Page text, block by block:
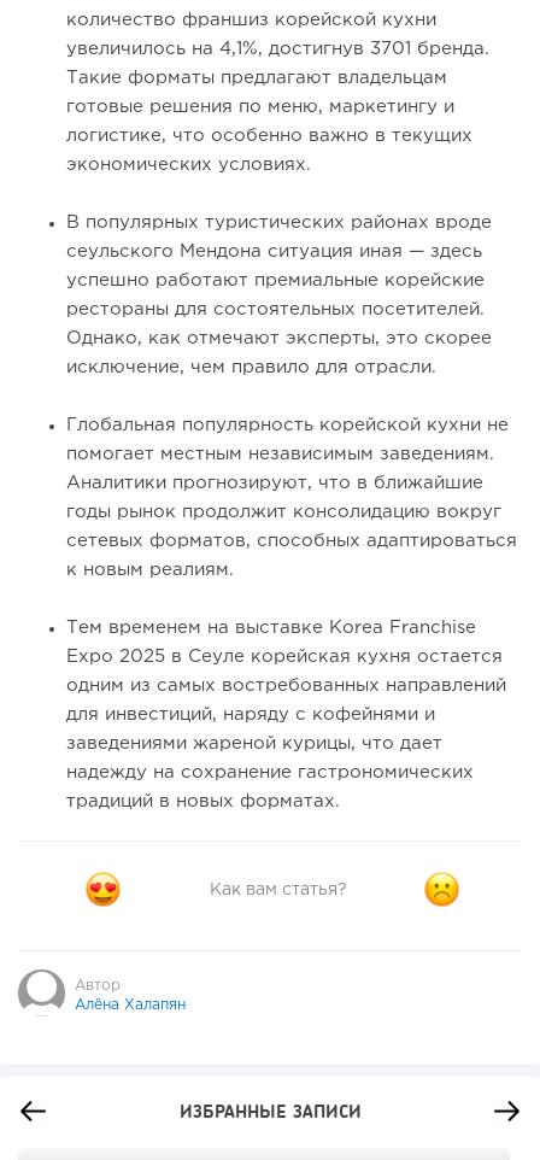
количество франшиз корейской кухни
увеличилось на 4,1%, достигнув 3701 бренда.
Такие форматы предлагают владельцам
готовые решения по меню, маркетингу и
логистике, что особенно важно в текущих
экономических условиях.
В популярных туристических районах вроде
сеульского Мендона ситуация иная — здесь
успешно работают премиальные корейские
рестораны для состоятельных посетителей.
Однако, как отмечают эксперты, это скорее
исключение, чем правило для отрасли.
Глобальная популярность корейской кухни не
помогает местным независимым заведениям.
Аналитики прогнозируют, что в ближайшие
годы рынок продолжит консолидацию вокруг
сетевых форматов, способных адаптироваться
к новым реалиям.
Тем временем на выставке Korea Franchise
Expo 2025 в Сеуле корейская кухня остается
одним из самых востребованных направлений
для инвестиций, наряду с кофейнями и
заведениями жареной курицы, что дает
надежду на сохранение гастрономических
традиций в новых форматах.
Как вам статья?
Автор
Алёна Халапян
ИЗБРАННЫЕ ЗАПИСИ